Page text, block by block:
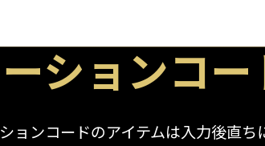
ションコー
ンコードのアイテムは入力後直